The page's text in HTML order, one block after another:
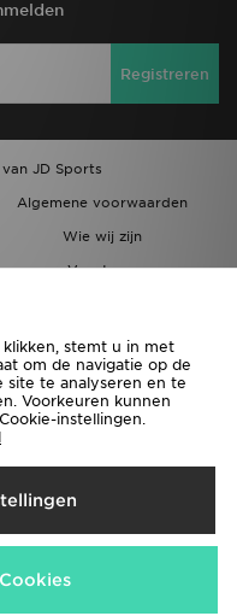
Registreren
JD Sports
Algemene voorwaarden
Wie wij zijn
Vacatures
betaalmethoden
stemt u in met
om de navigatie op de
site te analyseren en te
Voorkeuren kunnen
instellingen.